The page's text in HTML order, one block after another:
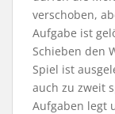
verschoben,
Aufgabe ist
Schieben den
Spiel ist
auch zu zweit
Aufgaben legt